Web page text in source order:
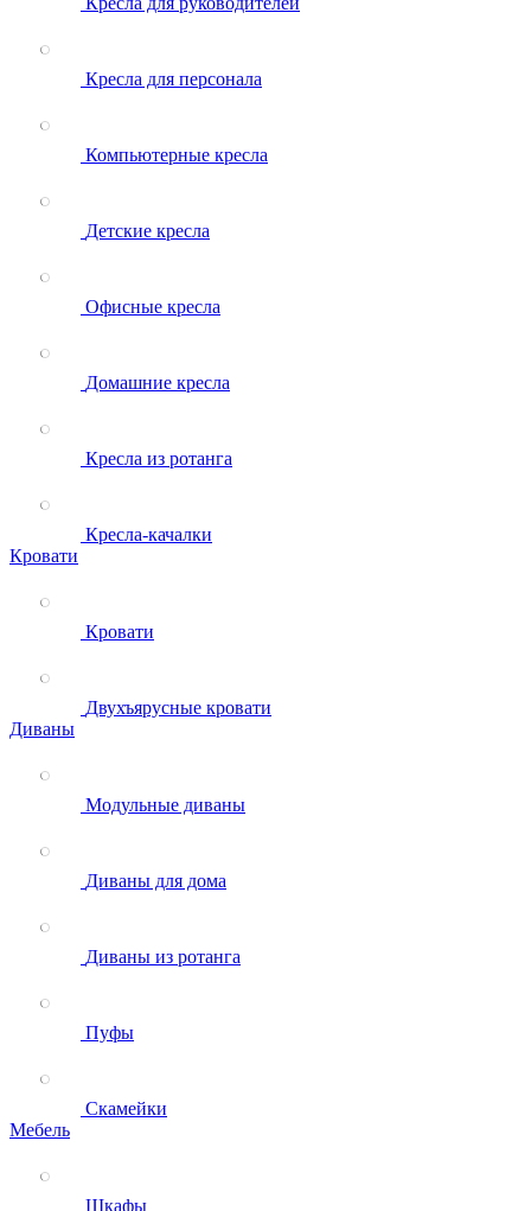
Кресла для персонала
Компьютерные кресла
Детские кресла
Офисные кресла
Домашние кресла
Кресла из ротанга
Кресла-качалки
Кровати
Кровати
Двухъярусные кровати
Диваны
Модульные диваны
Диваны для дома
Диваны из ротанга
Пуфы
Скамейки
Мебель
Шкафы